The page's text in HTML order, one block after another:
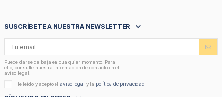
SUSCRÍBETE A NUESTRA NEWSLETTER
Puede darse de baja en cualquier momento. Para
ello, consulte nuestra información de contacto en el
aviso legal.
He leído y acepto elaviso legal y la política de privacidad